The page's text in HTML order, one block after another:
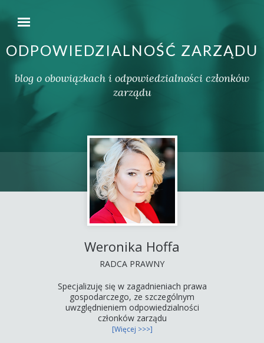
ODPOWIEDZIALNOŚĆ ZARZĄDU
blog o obowiązkach i odpowiedzialności członków
zarządu
Weronika Hoffa
RADCA PRAWNY
Specjalizuję się w zagadnieniach prawa
gospodarczego, ze szczególnym
uwzględnieniem odpowiedzialności
członków zarządu
[Więcej >>>]